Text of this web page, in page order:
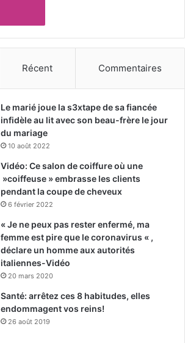
Récent Commentaires
Le marié joue la s3xtape de sa fiancée
infidèle au lit avec son beau-frère le jour
du mariage
10 août 2022
Vidéo: Ce salon de coiffure où une
»coiffeuse » embrasse les clients
pendant la coupe de cheveux
6 février 2022
« Je ne peux pas rester enfermé, ma
femme est pire que le coronavirus « ,
déclare un homme aux autorités
italiennes-Vidéo
20 mars 2020
Santé: arrêtez ces 8 habitudes, elles
endommagent vos reins!
26 août 2019